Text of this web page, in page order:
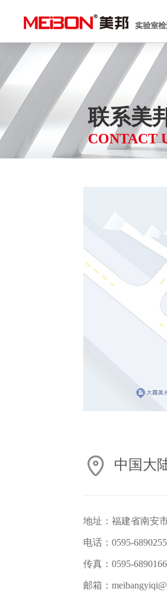
联系美
CONTACT
中国大
地址：福建省南安
电话：0595-
传真：0595-
邮箱：